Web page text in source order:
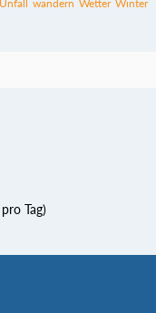
Unfall wandern Wetter Winter
Tag)